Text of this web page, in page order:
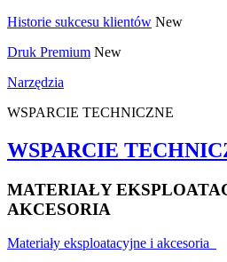
Historie sukcesu klientów New
Druk Premium New
Narzędzia
WSPARCIE TECHNICZNE
WSPARCIE
MATERIAŁY
AKCESORIA
Materiały eksploatacyjne i akcesoria